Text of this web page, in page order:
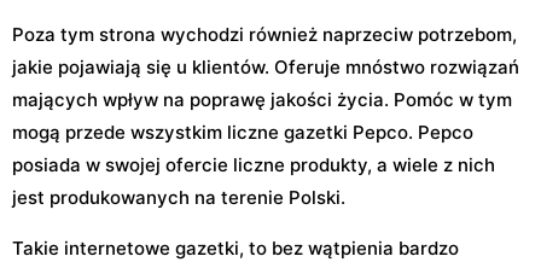
Poza tym strona wychodzi również naprzeciw potrzebom,
jakie pojawiają się u klientów. Oferuje mnóstwo rozwiązań
mających wpływ na poprawę jakości życia. Pomóc w tym
mogą przede wszystkim liczne gazetki Pepco. Pepco
posiada w swojej ofercie liczne produkty, a wiele z nich
jest produkowanych na terenie Polski.
Takie internetowe gazetki, to bez wątpienia bardzo